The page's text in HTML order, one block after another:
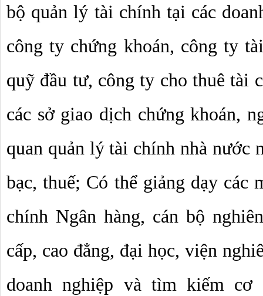
bộ quản lý tài chính tại các
công ty chứng khoán, công ty
quỹ đầu tư, công ty cho thuê tài
các sở giao dịch chứng khoán,
quan quản lý tài chính nhà nước
bạc, thuế; Có thể giảng dạy các
chính Ngân hàng, cán bộ
cấp, cao đẳng, đại học, viện
doanh nghiệp và tìm kiếm